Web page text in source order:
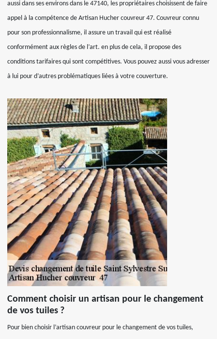
aussi dans ses environs dans le 47140, les propriétaires choisissent de faire
appel à la compétence de Artisan Hucher couvreur 47. Couvreur connu
pour son professionnalisme, il assure un travail qui est réalisé
conformément aux règles de l’art. en plus de cela, il propose des
conditions tarifaires qui sont compétitives. Vous pouvez aussi vous adresser
à lui pour d’autres problématiques liées à votre couverture.
Comment choisir un artisan pour le changement
de vos tuiles ?
Pour bien choisir l’artisan couvreur pour le changement de vos tuiles,